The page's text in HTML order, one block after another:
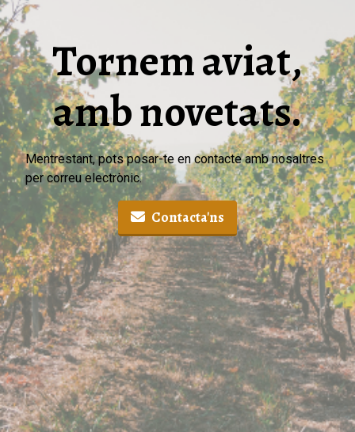
Tornem aviat,
amb novetats.
Mentrestant, pots posar-te en contacte amb nosaltres
per correu electrònic.
Contacta'ns